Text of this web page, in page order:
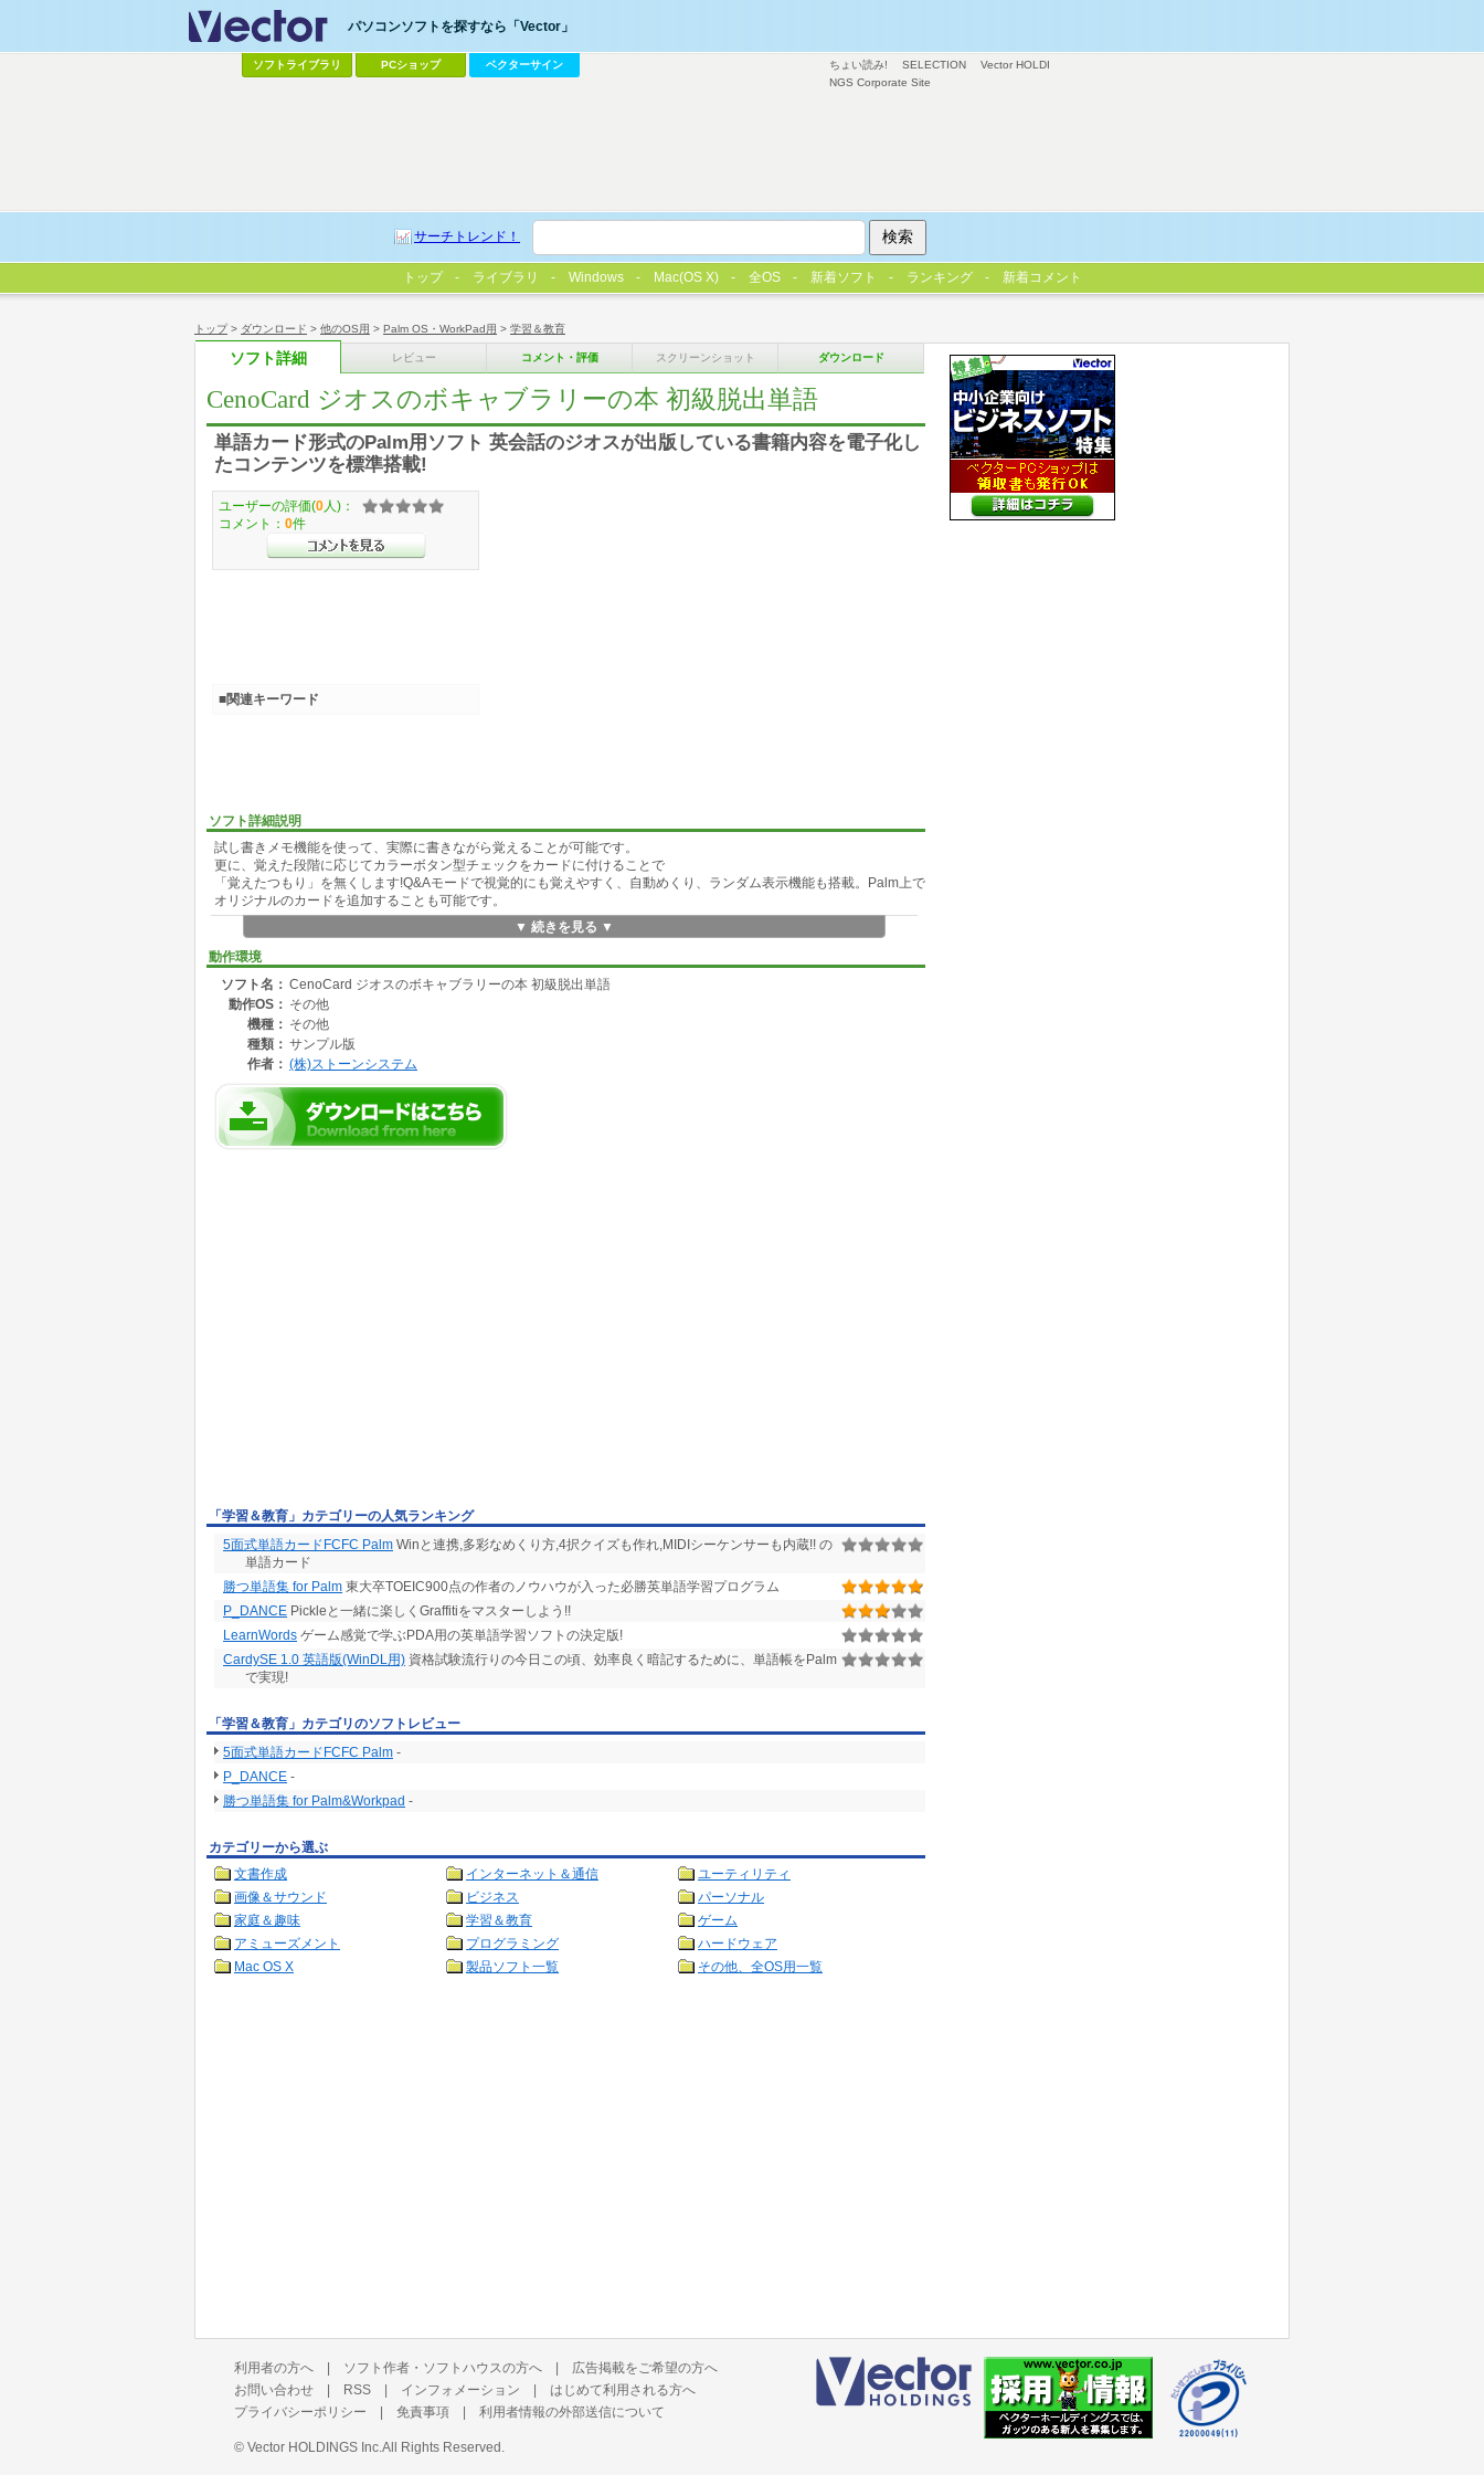
トップ> ダウンロード > 他のOS用 > Palm OS・WorkPad用 > 学習＆教育
ソフト詳細 レビュー コメント・評価 スクリーンショット ダウンロード
CenoCard ジオスのボキャブラリーの本 初級脱出単語
単語カード形式のPalm用ソフト 英会話のジオスが出版している書籍内容を電子化し
たコンテンツを標準搭載!
ソフト詳細説明
試し書きメモ機能を使って、実際に書きながら覚えることが可能です。
更に、覚えた段階に応じてカラーボタン型チェックをカードに付けることで
「覚えたつもり」を無くします!Q&Aモードで視覚的にも覚えやすく、自動めくり、ランダム表示機能も搭載。Palm上で
オリジナルのカードを追加することも可能です。
会話の基本は単語の量なのはわかってるけど、今の私の語彙力は…、という方におススメ。確かに語彙力は必要。だけ
どそれだけではダメなのです。
このアプリケーションなら単語だけで覚えないで、実際の英文の中で覚えるので忘れにくく、日常生活にも使えます。T
OEICテスト730点突破を目指す方は是非お試しください!これで資格試験も怖くない!
▼ 続きを見る ▼
動作環境
ソフト名： CenoCard ジオスのボキャブラリーの本 初級脱出単語
動作OS： その他
機種： その他
種類： サンプル版
作者： (株)ストーンシステム
ユーザーの評価(0 人)：
コメント： 0件
■関連キーワード
「学習＆教育」カテゴリーの人気ランキング
5面式単語カードFCFC Palm Winと連携,多彩なめくり方,4択クイズも作れ,MIDIシーケンサーも内蔵!! の
単語カード
勝つ単語集 for Palm 東大卒TOEIC900点の作者のノウハウが入った必勝英単語学習プログラム
P_DANCE Pickleと一緒に楽しくGraffitiをマスターしよう!!
LearnWords ゲーム感覚で学ぶPDA用の英単語学習ソフトの決定版!
CardySE 1.0 英語版(WinDL用) 資格試験流行りの今日この頃、効率良く暗記するために、単語帳をPalm
で実現!
「学習＆教育」カテゴリのソフトレビュー
5面式単語カードFCFC Palm -
P_DANCE -
勝つ単語集 for Palm&Workpad -
カテゴリーから選ぶ
文書作成
インターネット＆通信
ユーティリティ
画像＆サウンド
ビジネス
パーソナル
家庭＆趣味
学習＆教育
ゲーム
アミューズメント
プログラミング
ハードウェア
Mac OS X
製品ソフト一覧 その他、全OS用一覧
ちょい読み! SELECTION
Vector HOLDI
NGS Corporate Site
パソコンソフトを探すなら「Vector」
ソフトライブラリ PCショップ ベクターサイン
サーチトレンド！
トップ ライブラリ Windows Mac(OS X) 全OS 新着ソフト ランキング 新着コメント
利用者の方へ | ソフト作者・ソフトハウスの方へ | 広告掲載をご希望の方へ
お問い合わせ | RSS | インフォメーション | はじめて利用される方へ
プライバシーポリシー | 免責事項 | 利用者情報の外部送信について
© Vector HOLDINGS Inc. All Rights Reserved.